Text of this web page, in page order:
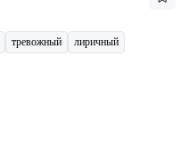
тревожный лиричный